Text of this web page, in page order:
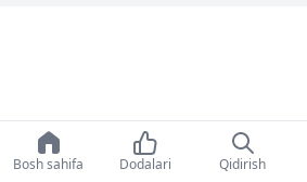
Bosh sahifa Dodalari Qidirish